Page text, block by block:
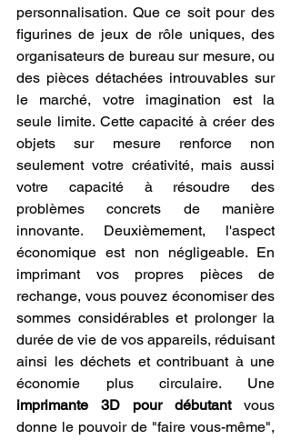
personnalisation. Que ce soit pour des
figurines de jeux de rôle uniques, des
organisateurs de bureau sur mesure, ou
des pièces détachées introuvables sur
le marché, votre imagination est la
seule limite. Cette capacité à créer des
objets sur mesure renforce non
seulement votre créativité, mais aussi
votre capacité à résoudre des
problèmes concrets de manière
innovante. Deuxièmement, l'aspect
économique est non négligeable. En
imprimant vos propres pièces de
rechange, vous pouvez économiser des
sommes considérables et prolonger la
durée de vie de vos appareils, réduisant
ainsi les déchets et contribuant à une
imprimante 3D pour débutant vous
donne le pouvoir de "faire vous-même",